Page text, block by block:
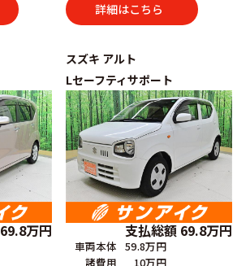
詳細はこちら
69.8万円
スズキ アルト
Lセーフティサポート
支払総額 69.8万円
車両本体 59.8万円
諸費用
10万円